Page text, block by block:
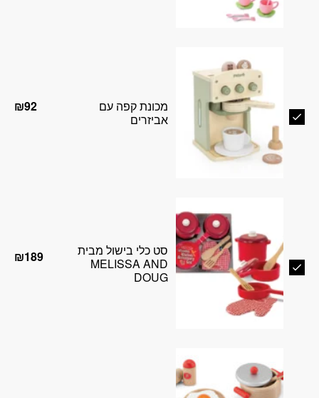
מכונת קפה עם
אביזרים
₪92
סט כלי בישול מבית
MELISSA AND
DOUG
₪189